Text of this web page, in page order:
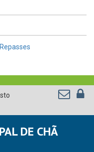
DE CHÃ